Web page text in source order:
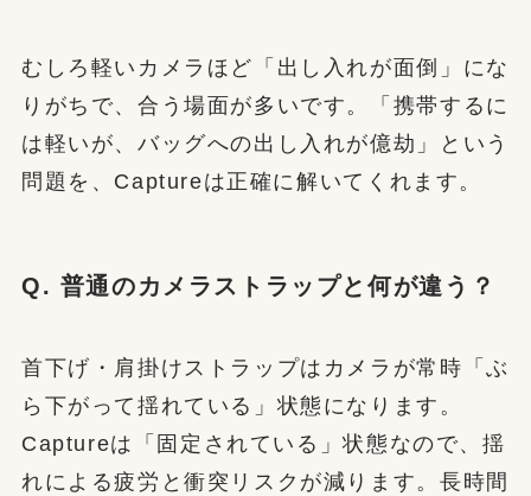
むしろ軽いカメラほど「出し入れが面倒」にな
りがちで、合う場面が多いです。「携帯するに
は軽いが、バッグへの出し入れが億劫」という
問題を、Captureは正確に解いてくれます。
Q. 普通のカメラストラップと何が違う？
首下げ・肩掛けストラップはカメラが常時「ぶ
ら下がって揺れている」状態になります。
Captureは「固定されている」状態なので、揺
れによる疲労と衝突リスクが減ります。長時間